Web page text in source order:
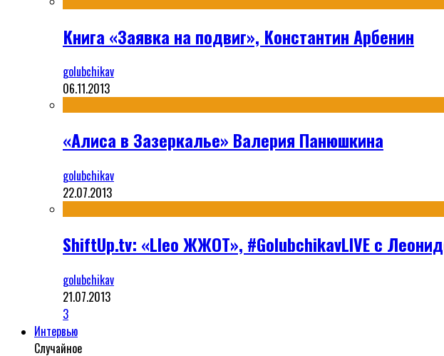
Книга «Заявка на подвиг», Константин Арбенин
golubchikav
06.11.2013
«Алиса в Зазеркалье» Валерия Панюшкина
golubchikav
22.07.2013
ShiftUp.tv: «Lleo ЖЖОТ», #GolubchikavLIVE с
golubchikav
21.07.2013
3
Интервью
Случайное